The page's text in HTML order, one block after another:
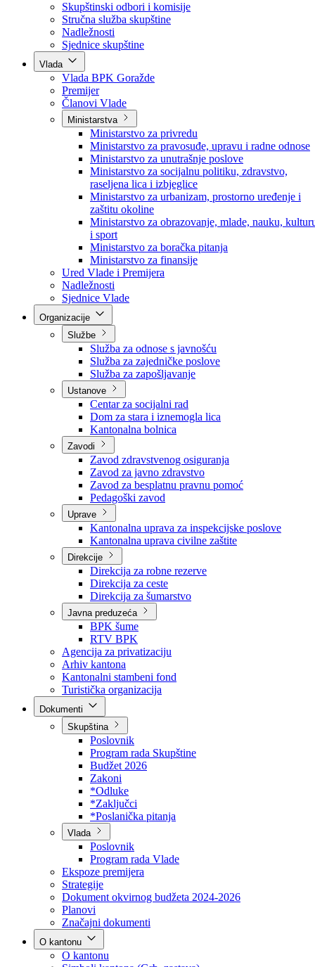
Poslanici po strankama
Poslanici po klubovima naroda
Kolegij skupštine
Skupštinski odbori i komisije
Stručna služba skupštine
Nadležnosti
Sjednice skupštine
Vlada
Vlada BPK Goražde
Premijer
Članovi Vlade
Ministarstva
Ministarstvo za privredu
Ministarstvo za pravosuđe, upravu i radne odnose
Ministarstvo za unutrašnje poslove
Ministarstvo za socijalnu politiku, zdravstvo,
raseljena lica i izbjeglice
Ministarstvo za urbanizam, prostorno uređenje i
zaštitu okoline
Ministarstvo za obrazovanje, mlade, nauku,
i sport
Ministarstvo za boračka pitanja
Ministarstvo za finansije
Ured Vlade i Premijera
Nadležnosti
Sjednice Vlade
Službe
Služba za odnose s javnošću
Služba za zajedničke poslove
Služba za zapošljavanje
Ustanove
Centar za socijalni rad
Dom za stara i iznemogla lica
Kantonalna bolnica
Zavodi
Zavod zdravstvenog osiguranja
Zavod za javno zdravstvo
Zavod za besplatnu pravnu pomoć
Pedagoški zavod
Uprave
Kantonalna uprava za inspekcijske poslove
Kantonalna uprava civilne zaštite
Direkcije
Direkcija za robne rezerve
Direkcija za ceste
Direkcija za šumarstvo
Javna preduzeća
BPK šume
RTV BPK
Agencija za privatizaciju
Arhiv kantona
Kantonalni stambeni fond
Turistička organizacija
Skupština
Poslovnik
Program rada Skupštine
Budžet 2026
Zakoni
*Odluke
*Zaključci
*Poslanička pitanja
Vlada
Poslovnik
Program rada Vlade
Ekspoze premijera
Strategije
Dokument okvirnog budžeta 2024-2026
Planovi
Značajni dokumenti